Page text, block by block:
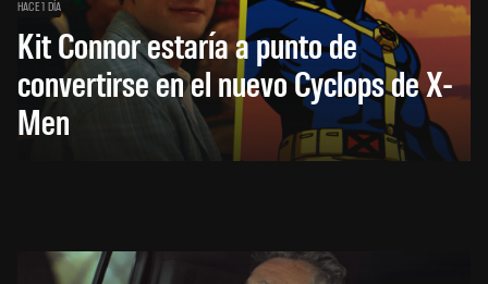
HACE 1 DÍA
Kit Connor estaría a punto de
convertirse en el nuevo Cyclops de X-
Men